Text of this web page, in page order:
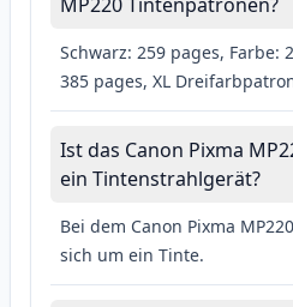
Schwarz: 259 pages, Farbe:
385 pages, XL
Ist das Canon Pixma
ein Tintenstrahlgerät?
Bei dem Canon Pixma
sich um ein Tinte.